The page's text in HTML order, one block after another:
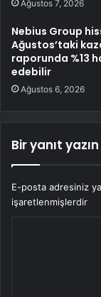
Ağustos 7, 2026
Nebius Group
Ağustos’taki
raporunda %13
edebilir
Ağustos 6, 2026
Bir yanıt yazın
E-posta adresiniz
işaretlenmişlerdir